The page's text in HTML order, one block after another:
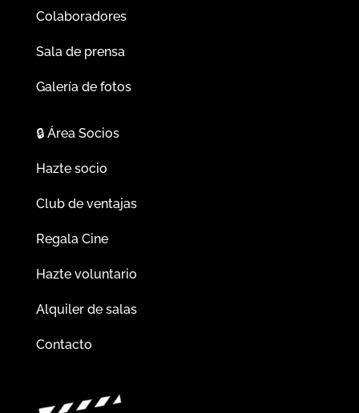
Colaboradores
Sala de prensa
Galería de fotos
🔒Área Socios
Hazte socio
Club de ventajas
Regala Cine
Hazte voluntario
Alquiler de salas
Contacto